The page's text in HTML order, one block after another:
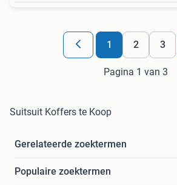
1 2 3
Pagina 1 van 3
Suitsuit Koffers te Koop
Gerelateerde zoektermen
Populaire zoektermen